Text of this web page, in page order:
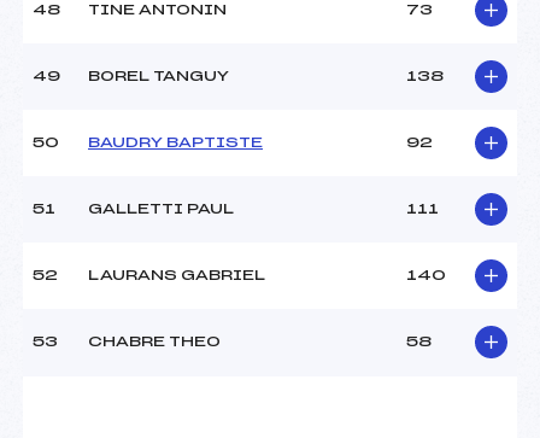
48 TINE ANTONIN 73
49 BOREL TANGUY 138
50 BAUDRY BAPTISTE 92
51 GALLETTI PAUL 111
52 LAURANS GABRIEL 140
53 CHABRE THEO 58